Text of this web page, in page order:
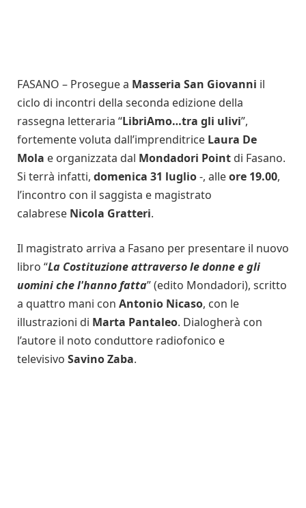
FASANO – Prosegue a Masseria San Giovanni il
ciclo di incontri della seconda edizione della
rassegna letteraria “LibriAmo…tra gli ulivi”,
fortemente voluta dall’imprenditrice Laura De
Mola e organizzata dal Mondadori Point di Fasano.
Si terrà infatti, domenica 31 luglio-, alleore 19.00,
l’incontro con il saggista e magistrato
calabrese Nicola Gratteri.
Il magistrato arriva a Fasano per presentare il nuovo
libro “La Costituzione attraverso le donne e gli
uomini che l'hanno fatta” (edito Mondadori), scritto
a quattro mani con Antonio Nicaso, con le
illustrazioni di Marta Pantaleo. Dialogherà con
l’autore il noto conduttore radiofonico e
televisivo Savino Zaba.